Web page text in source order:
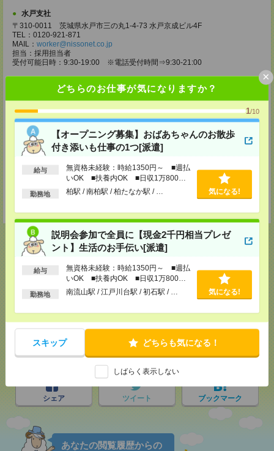
どちらのお仕事が気になりますか？
1/10
【オープニング募集】おばあちゃんのお散歩
付き添いも仕事の1つ[派遣]
給与
無資格未経験：時給1350円～ ■週払
いOK ■扶養内OK ■日収1万800円
以上
勤務地 柏駅 / 南柏駅 / 柏たなか駅 / … 気になる!
説明会参加で全員に【現金2千円相当プレゼ
ント】生活のお手伝い[派遣]
給与
無資格未経験：時給1350円～ ■週払
いOK ■扶養内OK ■日収1万800円
以上
勤務地 南流山駅 / 江戸川台駅 / 初石駅 / … 気になる!
スキップ どちらも気になる！
しばらく表示しない
×
水戸支社
〒310-0011 茨城県水戸市三の丸1-4-73 水戸京成ビル4F
TEL：0120-921-871
MAIL： worker@nissonet.co.jp
担当：採用担当者
受付可能日時：9:30-19:00 ※電話受付時間⇒9:30-21:00
〒320-0811 栃木県宇都宮市大通り1-2-11 フコク生命ビル4F
TEL：0120-921-871
MAIL：worker@nissonet.co.jp
担当：採用担当者
受付可能日時：9:30-19:00 ※電話受付時間⇒9:30-21:00
高崎支社
支社内）
TEL：0120-921-871
worker@nissonet.co.jp
担当：採用担当者
応募ページへ
気になる！
メールで送る LINEで送る
シェア ツイート ブックマーク
あなたの閲覧履歴からの